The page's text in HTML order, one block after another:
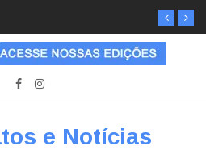
e Notícias